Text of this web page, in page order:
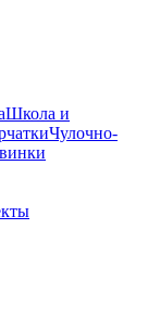
Школа и
Чулочно-